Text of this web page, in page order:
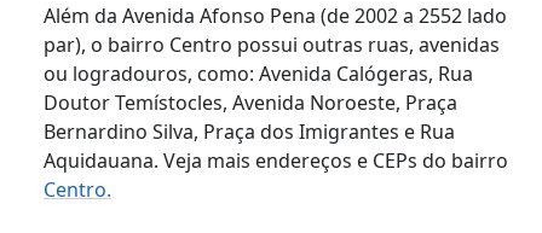
Além da Avenida Afonso Pena (de 2002 a 2552 lado
par), o bairro Centro possui outras ruas, avenidas
ou logradouros, como: Avenida Calógeras, Rua
Doutor Temístocles, Avenida Noroeste, Praça
Bernardino Silva, Praça dos Imigrantes e Rua
Aquidauana. Veja mais endereços e CEPs do bairro
Centro.